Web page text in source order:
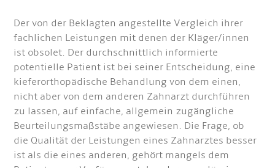
Der von der Beklagten angestellte Vergleich ihrer
fachlichen Leistungen mit denen der Kläger/innen
ist obsolet. Der durchschnittlich informierte
potentielle Patient ist bei seiner Entscheidung, eine
kieferorthopädische Behandlung von dem einen,
nicht aber von dem anderen Zahnarzt durchführen
zu lassen, auf einfache, allgemein zugängliche
Beurteilungsmaßstäbe angewiesen. Die Frage, ob
die Qualität der Leistungen eines Zahnarztes besser
ist als die eines anderen, gehört mangels dem